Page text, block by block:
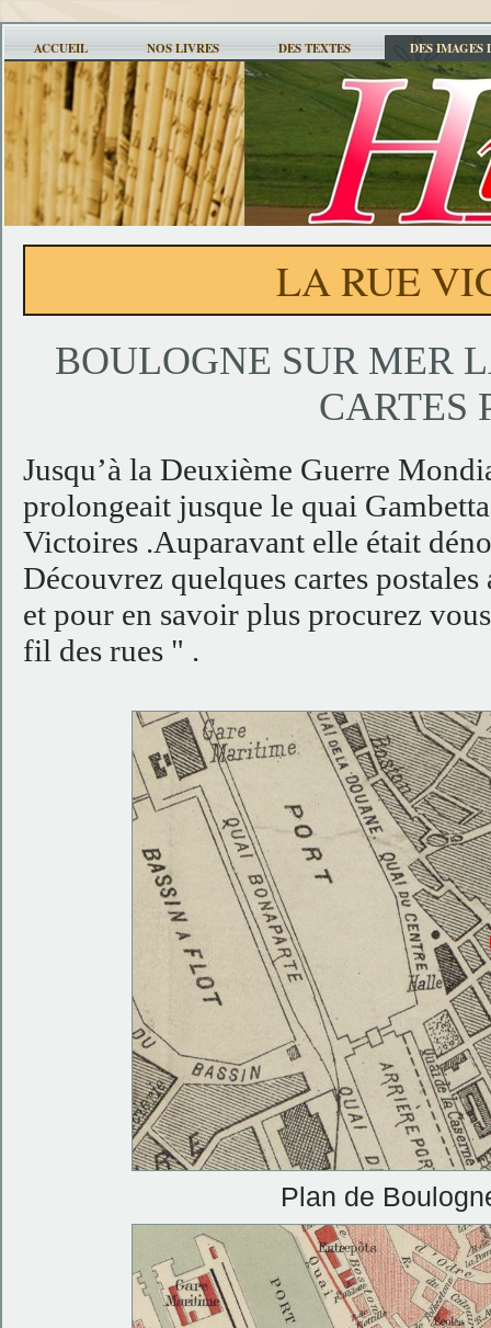
ACCUEIL NOS LIVRES DES TEXTES DES IMAGES
LA RUE
BOULOGNE SUR MER
CARTES
Jusqu’à la Deuxième Guerre
prolongeait jusque le quai
Victoires .Auparavant elle était
Découvrez quelques cartes
et pour en savoir plus procurez
fil des rues " .
Plan de